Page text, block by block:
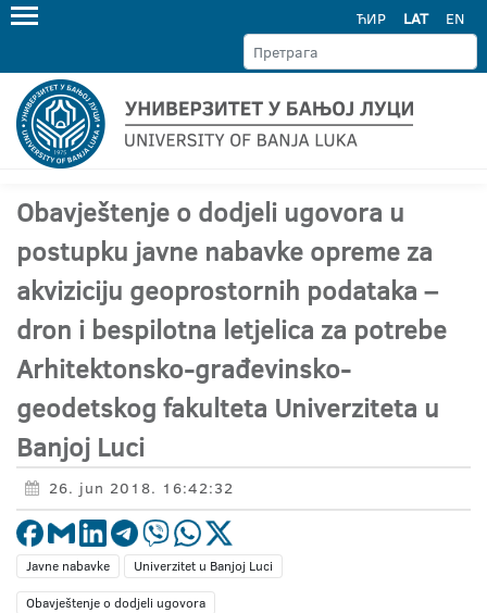
ЋИР LAT EN
Obavještenje o dodjeli ugovora u
postupku javne nabavke opreme za
akviziciju geoprostornih podataka –
dron i bespilotna letjelica za potrebe
Arhitektonsko-građevinsko-
geodetskog fakulteta Univerziteta u
Banjoj Luci
26. jun 2018. 16:42:32
Javne nabavke
Univerzitet u Banjoj Luci
Obavještenje o dodjeli ugovora